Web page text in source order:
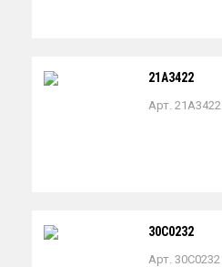
21A3422
Арт. 21A3422
30C0232
Арт. 30C0232